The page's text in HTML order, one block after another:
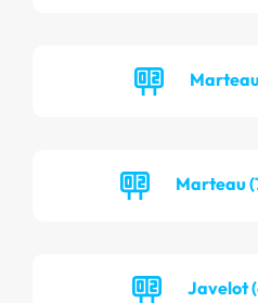
Marteau
Javelot